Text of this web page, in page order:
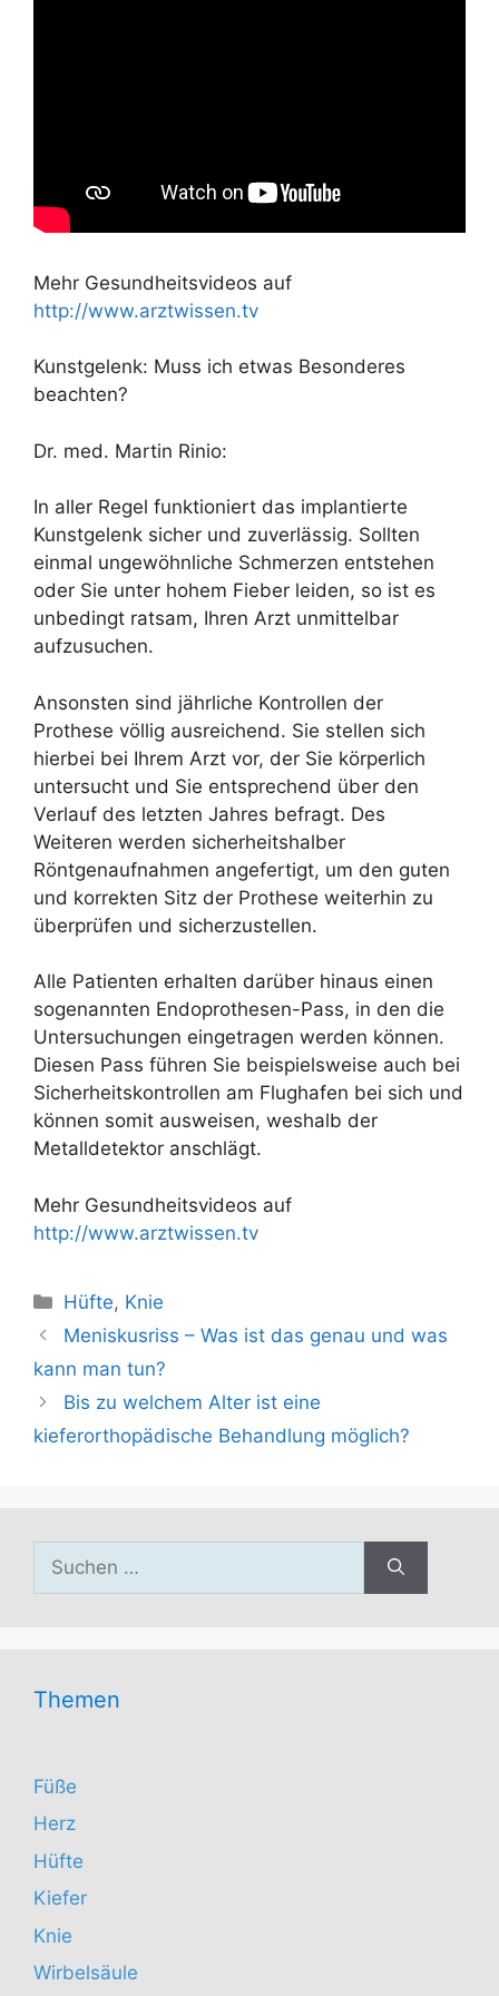
Mehr Gesundheitsvideos auf
http://www.arztwissen.tv
Kunstgelenk: Muss ich etwas Besonderes
beachten?
Dr. med. Martin Rinio:
In aller Regel funktioniert das implantierte
Kunstgelenk sicher und zuverlässig. Sollten
einmal ungewöhnliche Schmerzen entstehen
oder Sie unter hohem Fieber leiden, so ist es
unbedingt ratsam, Ihren Arzt unmittelbar
aufzusuchen.
Ansonsten sind jährliche Kontrollen der
Prothese völlig ausreichend. Sie stellen sich
hierbei bei Ihrem Arzt vor, der Sie körperlich
untersucht und Sie entsprechend über den
Verlauf des letzten Jahres befragt. Des
Weiteren werden sicherheitshalber
Röntgenaufnahmen angefertigt, um den guten
und korrekten Sitz der Prothese weiterhin zu
überprüfen und sicherzustellen.
Alle Patienten erhalten darüber hinaus einen
sogenannten Endoprothesen-Pass, in den die
Untersuchungen eingetragen werden können.
Diesen Pass führen Sie beispielsweise auch bei
Sicherheitskontrollen am Flughafen bei sich und
können somit ausweisen, weshalb der
Metalldetektor anschlägt.
Mehr Gesundheitsvideos auf
http://www.arztwissen.tv
Kategorien
Hüfte, Knie
Meniskusriss – Was ist das genau und was
kann man tun?
Bis zu welchem Alter ist eine
kieferorthopädische Behandlung möglich?
nach:
Themen
Füße
Herz
Hüfte
Kiefer
Knie
Wirbelsäule